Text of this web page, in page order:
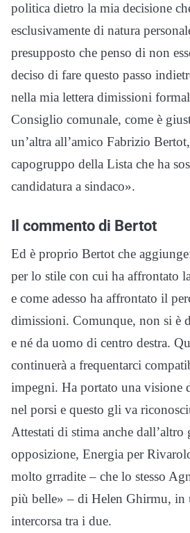
politica dietro la mia decisione
esclusivamente di natura
presupposto che penso di non
deciso di fare questo passo
nella mia lettera dimissioni
Consiglio comunale, come è
un’altra all’amico Fabrizio
capogruppo della Lista che ha
candidatura a sindaco».
Il commento di Bertot
Ed è proprio Bertot che
per lo stile con cui ha affrontato
e come adesso ha affrontato il
dimissioni. Comunque, non si è
e né da uomo di centro destra.
continuerà a frequentarci
impegni. Ha portato una visione
nel porsi e questo gli va
Attestati di stima anche dall’altro
opposizione, Energia per
molto grradite – che lo stesso
più belle» – di Helen Ghirmu, in
intercorsa tra i due.